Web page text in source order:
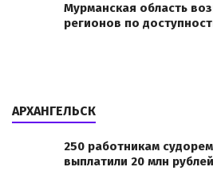
Мурманская область
регионов по
АРХАНГЕЛЬСК
250 работникам
выплатили 20 млн